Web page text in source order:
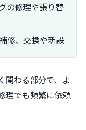
の修理や張り替
修、交換や新設
関わる部分で、よ
理でも頻繁に依頼